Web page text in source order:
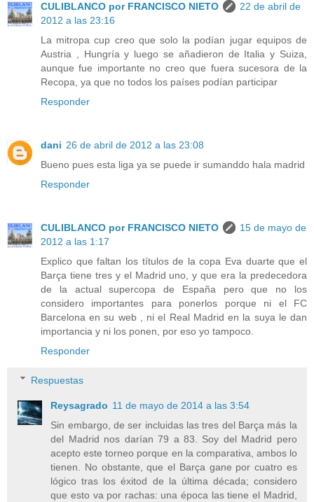
CULIBLANCO por FRANCISCO NIETO
22 de abril de
2012 a las 23:16
La mitropa cup creo que solo la podían jugar equipos de
Austria , Hungría y luego se añadieron de Italia y Suiza,
aunque fue importante no creo que fuera sucesora de la
Recopa, ya que no todos los países podían participar
Responder
dani 26 de abril de 2012 a las 23:08
Bueno pues esta liga ya se puede ir sumanddo hala madrid
Responder
CULIBLANCO por FRANCISCO NIETO
15 de mayo de
2012 a las 1:17
Explico que faltan los títulos de la copa Eva duarte que el
Barça tiene tres y el Madrid uno, y que era la predecedora
de la actual supercopa de España pero que no los
considero importantes para ponerlos porque ni el FC
Barcelona en su web , ni el Real Madrid en la suya le dan
importancia y ni los ponen, por eso yo tampoco.
Responder
Respuestas
Reysagrado 11 de mayo de 2014 a las 3:54
Sin embargo, de ser incluidas las tres del Barça más la
del Madrid nos darían 79 a 83. Soy del Madrid pero
acepto este torneo porque en la comparativa, ambos lo
tienen. No obstante, que el Barça gane por cuatro es
lógico tras los éxitod de la última década; considero
que esto va por rachas: una época las tiene el Madrid,